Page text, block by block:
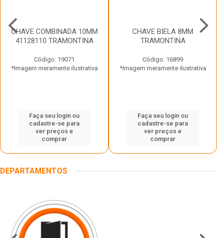
CHAVE COMBINADA 10MM
41128110 TRAMONTINA
Código: 19071
*Imagem meramente ilustrativa
Faça seu login ou
cadastre-se para
ver preços e
comprar
CHAVE BIELA 8MM
TRAMONTINA
Código: 16899
*Imagem meramente ilustrativa
Faça seu login ou
cadastre-se para
ver preços e
comprar
DEPARTAMENTOS